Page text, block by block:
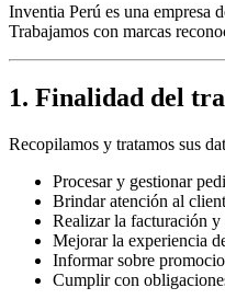
Inventia Perú es una empresa
Trabajamos con marcas
1. Finalidad del
Recopilamos y tratamos sus
Procesar y gestionar
Brindar atención al
Realizar la facturación y
Mejorar la experiencia
Informar sobre
Cumplir con